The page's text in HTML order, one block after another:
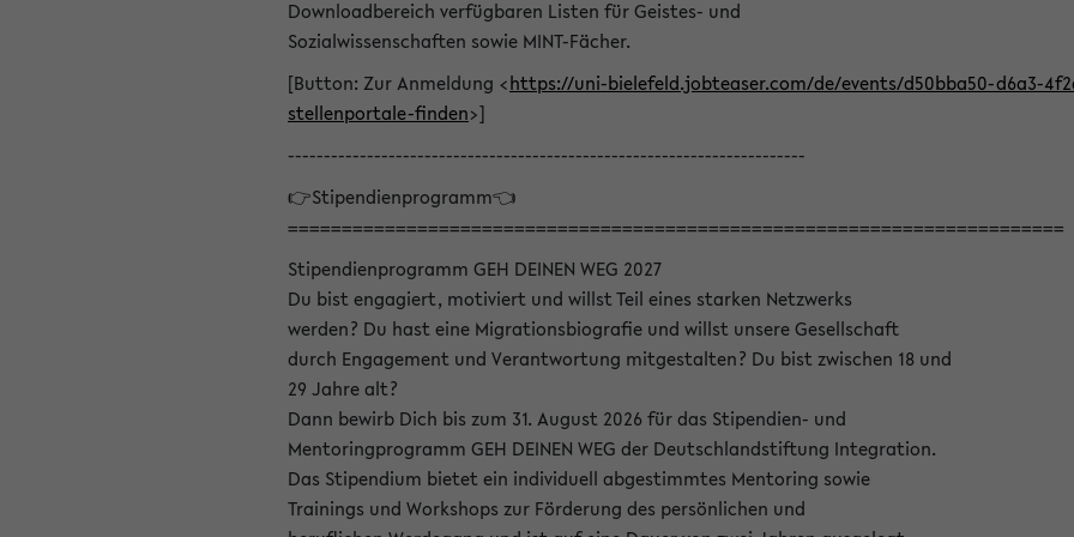
Downloadbereich verfügbaren Listen für Geistes- und
Sozialwissenschaften sowie MINT-Fächer.
[Button: Zur Anmeldung <https://uni-bielefeld.jobteaser.com/de/events/d50bba50-d6a3-
stellenportale-finden>]
------------------------------------------------------------------------
👉Stipendienprogramm👈
========================================================================
Stipendienprogramm GEH DEINEN WEG 2027
Du bist engagiert, motiviert und willst Teil eines starken Netzwerks
werden? Du hast eine Migrationsbiografie und willst unsere Gesellschaft
durch Engagement und Verantwortung mitgestalten? Du bist zwischen 18 und
29 Jahre alt?
Dann bewirb Dich bis zum 31. August 2026 für das Stipendien- und
Mentoringprogramm GEH DEINEN WEG der Deutschlandstiftung Integration.
Das Stipendium bietet ein individuell abgestimmtes Mentoring sowie
Trainings und Workshops zur Förderung des persönlichen und